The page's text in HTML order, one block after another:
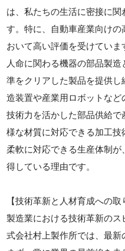
は、私たちの生活に密接に
す。特に、自動車産業向け
おいて高い評価を受けていま
人命に関わる機器の部品製
準をクリアした製品を提供
造装置や産業用ロボットな
技術力を活かした部品供給
様な材質に対応できる加工
柔軟に対応できる生産体制
得している理由です。
【技術革新と人材育成への取
製造業における技術革新の
式会社村上製作所では、最